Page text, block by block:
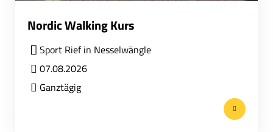
Nordic Walking Kurs
Sport Rief in Nesselwängle
07.08.2026
Ganztägig